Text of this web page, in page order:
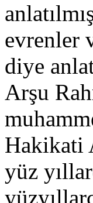
evrenler
diye
Arşu
Hakikati
yüz